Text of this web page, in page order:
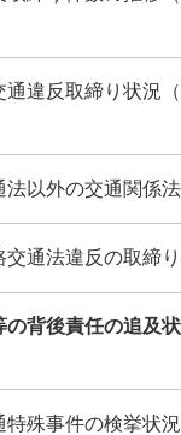
違反取締り状況
以外の交通関係
通法違反の取締
背後責任の追及状
殊事件の検挙状況